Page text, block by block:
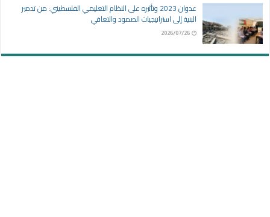
عدوان 2023 وتأثيره على النظام التعليمي الفلسطيني: من تدمير
البنية إلى استراتيجيات الصمود والتعافي
2026/07/26